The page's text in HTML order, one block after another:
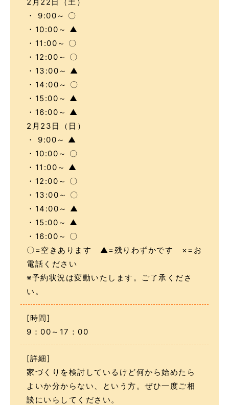
・ 9:00～ 〇
・10:00～ ▲
・11:00～ 〇
・12:00～ 〇
・13:00～ ▲
・14:00～ 〇
・15:00～ ▲
・16:00～ ▲
2月23日（日）
・ 9:00～ ▲
・10:00～ 〇
・11:00～ ▲
・12:00～ 〇
・13:00～ 〇
・14:00～ ▲
・15:00～ ▲
・16:00～ 〇
〇=空きあります ▲=残りわずかです ×=お
電話ください
※予約状況は変動いたします。ご了承くださ
い。
[時間]
9：00～17：00
[詳細]
家づくりを検討しているけど何から始めたら
よいか分からない、という方。ぜひ一度ご相
談にいらしてください。